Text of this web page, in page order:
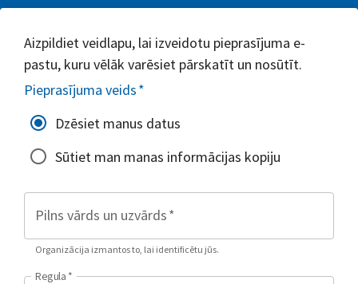
Aizpildiet veidlapu, lai izveidotu pieprasījuma e-
pastu, kuru vēlāk varēsiet pārskatīt un nosūtīt.
Pieprasījuma veids*
Dzēsiet manus datus
Sūtiet man manas informācijas kopiju
Pilns vārds un uzvārds*
Organizācija izmantos to, lai identificētu jūs.
Regula *